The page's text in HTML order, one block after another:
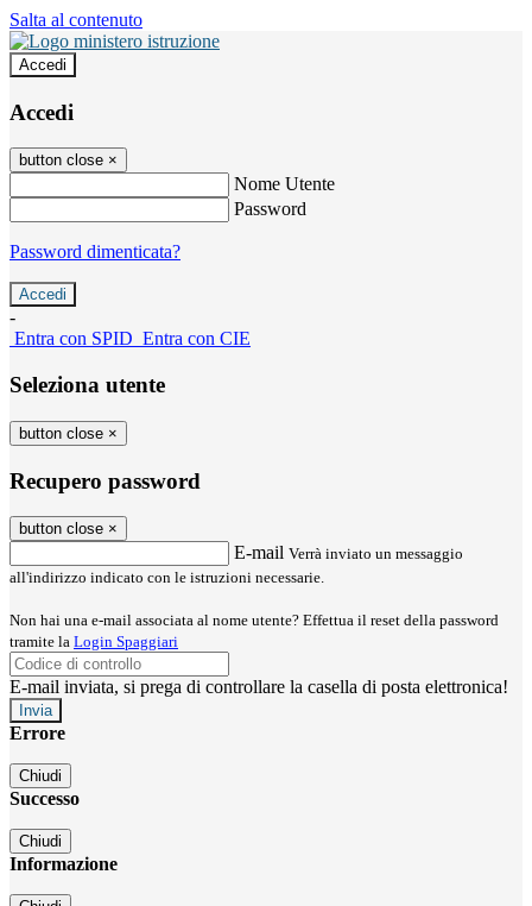
Salta al contenuto
Accedi
Accedi
button close ×
Nome Utente
Password
Password dimenticata?
-
Entra con SPID Entra con CIE
Seleziona utente
button close ×
Recupero password
button close ×
E-mail Verrà inviato un messaggio
all'indirizzo indicato con le istruzioni necessarie.
Non hai una e-mail associata al nome utente? Effettua il reset della password
tramite la Login Spaggiari
E-mail inviata, si prega di controllare la casella di posta elettronica!
Errore
Chiudi
Successo
Chiudi
Informazione